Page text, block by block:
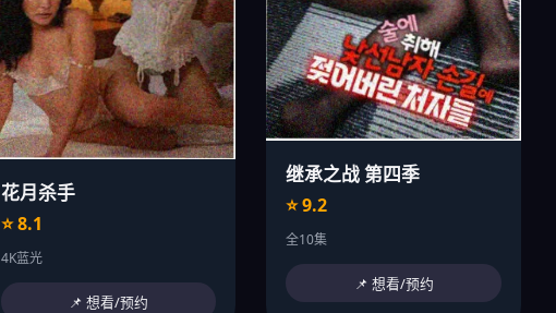
花月杀手
⭐ 8.1
4K蓝光
📌 想看/预约
继承之战 第四季
⭐ 9.2
全10集
📌 想看/预约